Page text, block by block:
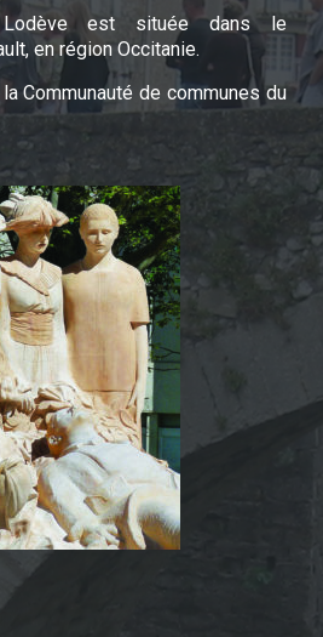
est située dans le
en région Occitanie.
Communauté de communes du